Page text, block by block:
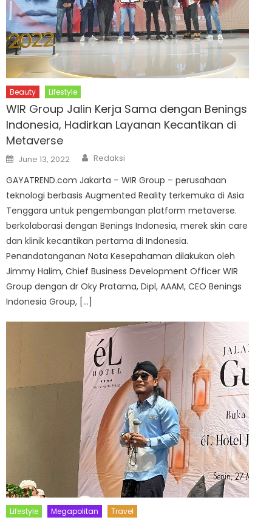
Beauty Lifestyle
WIR Group Jalin Kerja Sama dengan Benings
Indonesia, Hadirkan Layanan Kecantikan di
Metaverse
Posted
on
June 13, 2022 Author
Redaksi
GAYATREND.com Jakarta – WIR Group – perusahaan
teknologi berbasis Augmented Reality terkemuka di Asia
Tenggara untuk pengembangan platform metaverse.
berkolaborasi dengan Benings Indonesia, merek skin care
dan klinik kecantikan pertama di Indonesia.
Penandatanganan Nota Kesepahaman dilakukan oleh
Jimmy Halim, Chief Business Development Officer WIR
Group dengan dr Oky Pratama, Dipl, AAAM, CEO Benings
Indonesia Group, […]
Lifestyle Megapolitan Travel